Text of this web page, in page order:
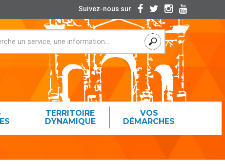
TERRITOIRE
DYNAMIQUE
VOS
DÉMARCHES
Suivez-nous sur